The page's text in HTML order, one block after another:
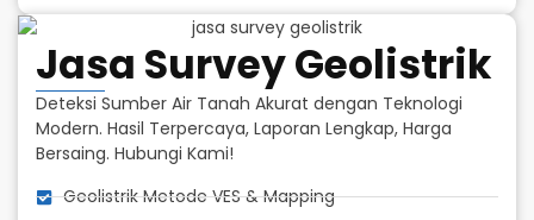
Jasa Survey Geolistrik
Deteksi Sumber Air Tanah Akurat dengan Teknologi
Modern. Hasil Terpercaya, Laporan Lengkap, Harga
Bersaing. Hubungi Kami!
Geolistrik Metode VES & Mapping